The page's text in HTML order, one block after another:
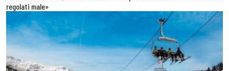
regolati male»